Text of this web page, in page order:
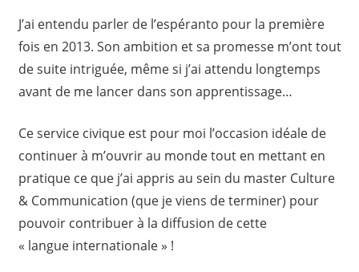
J’ai entendu parler de l’espéranto pour la première
fois en 2013. Son ambition et sa promesse m’ont tout
de suite intriguée, même si j’ai attendu longtemps
avant de me lancer dans son apprentissage…
Ce service civique est pour moi l’occasion idéale de
continuer à m’ouvrir au monde tout en mettant en
pratique ce que j’ai appris au sein du master Culture
& Communication (que je viens de terminer) pour
pouvoir contribuer à la diffusion de cette
« langue internationale » !